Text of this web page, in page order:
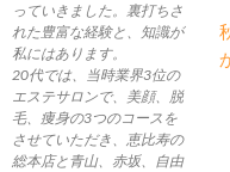
っていきました。裏打ちさ
れた豊富な経験と、知識が
私にはあります。
20代では、当時業界3位の
エステサロンで、美顔、脱
毛、痩身の3つのコースを
させていただき、恵比寿の
総本店と青山、赤坂、自由